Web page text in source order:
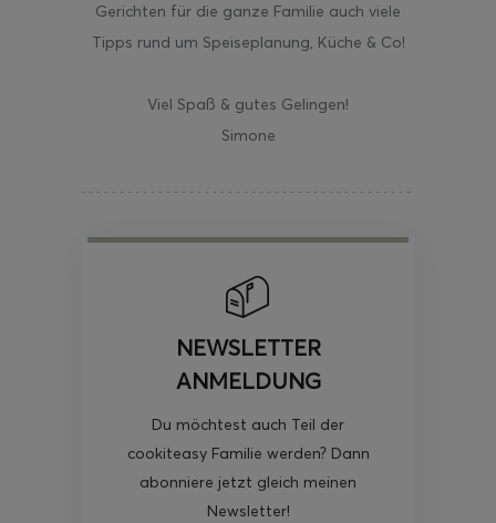
Gerichten für die ganze Familie auch viele
Tipps rund um Speiseplanung, Küche & Co!
Viel Spaß & gutes Gelingen!
Simone
NEWSLETTER
ANMELDUNG
Du möchtest auch Teil der
cookiteasy Familie werden? Dann
abonniere jetzt gleich meinen
Newsletter!